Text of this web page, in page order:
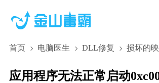
首页 电脑医生 DLL修复 损坏的
应用程序无法正常启动